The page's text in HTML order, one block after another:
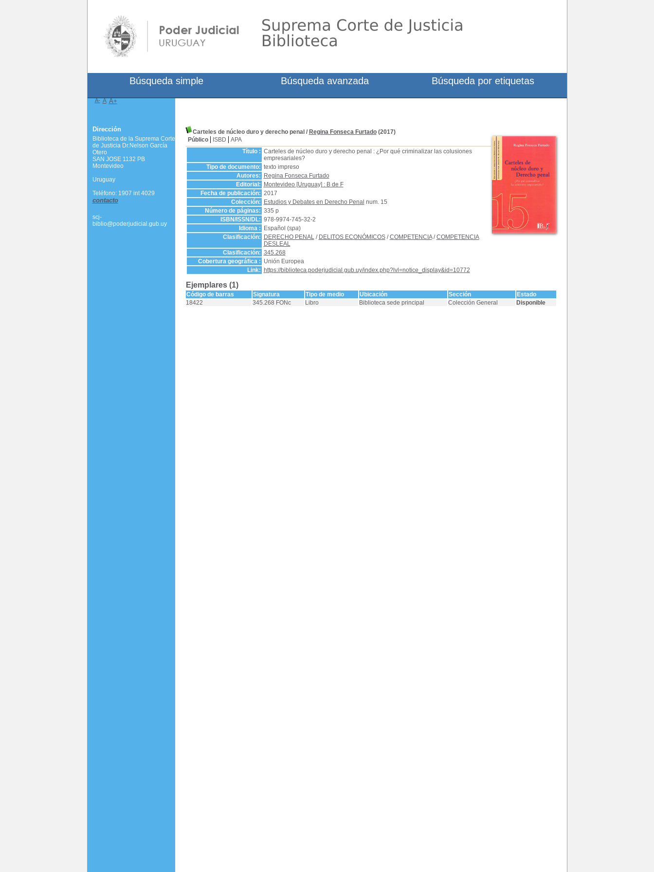
Carteles de núcleo duro y derecho penal / Regina Fonseca Furtado(2017)
Público
ISBD
APA
Título : Carteles de núcleo duro y derecho penal : ¿Por qué criminalizar las colusiones
empresariales?
Tipo de documento: texto impreso
Autores:
Regina Fonseca Furtado
Editorial:
Montevideo [Uruguay] : B de F
Fecha de publicación: 2017
Colección:
Estudios y Debates en Derecho Penal num. 15
Número de páginas: 335 p
ISBN/ISSN/DL: 978-9974-745-32-2
Idioma :
Español (spa)
Clasificación:
DERECHO PENAL/ DELITOS ECONÓMICOS/COMPETENCIA/COMPETENCIA
DESLEAL
Clasificación: 345.268
Cobertura geográfica : Unión Europea
Link:
https://biblioteca.poderjudicial.gub.uy/index.php?lvl=notice_display&id=10772
Ejemplares (1)
Código de barras Signatura Tipo de medio Ubicación Sección
Estado
18422
345.268 FONc Libro Biblioteca sede principal Colección General Disponible
Búsqueda simple Búsqueda avanzada Búsqueda por etiquetas
A- A A+
Dirección
Biblioteca de la Suprema Corte
de Justicia Dr.Nelson García
Otero
SAN JOSE 1132 PB
Montevideo
Uruguay
Teléfono: 1907 int 4029
contacto
scj-
biblio@poderjudicial.gub.uy